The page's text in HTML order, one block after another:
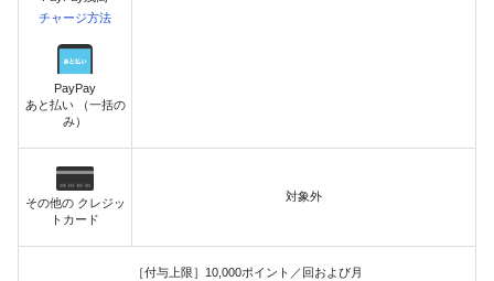
チャージ方法
PayPay
あと払い （一括の
み）
その他の クレジッ
トカード
対象外
［付与上限］10,000ポイント／回および月